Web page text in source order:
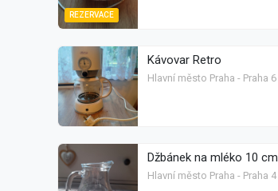
REZERVACE
Kávovar Retro
Hlavní město Praha - Praha 6
Džbánek na mléko 10 cm
Hlavní město Praha - Praha 4